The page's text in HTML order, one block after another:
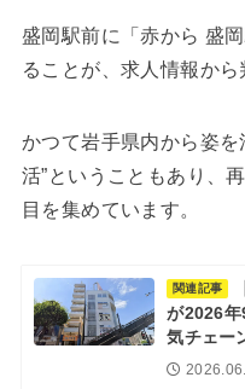
盛岡駅前に「赤から 盛
ることが、求人情報から
かつて岩手県内から姿
活”ということもあり、
目を集めています。
関連記事
が2026年
気チェー